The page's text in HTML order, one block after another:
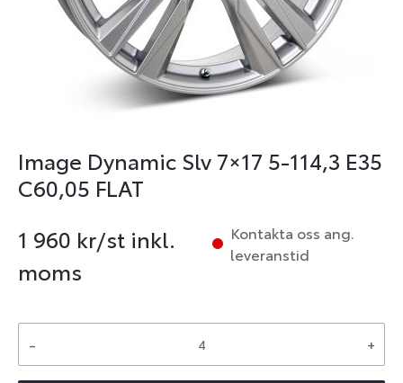
Image Dynamic Slv 7×17 5-114,3 E35
C60,05 FLAT
1 960 kr/st inkl.
moms
Kontakta oss ang.
leveranstid
- +